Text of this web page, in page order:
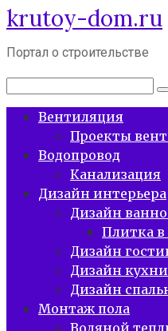
Перейти
к
контенту
krutoy-dom.ru
Портал о строительстве
Поиск:
Вентиляция
Проекты
Водопровод
Канализация
Дизайн интерьера
Дизайн
Плитка
Дизайн
Дизайн кухни
Дизайн
Монтаж пола
Водяной